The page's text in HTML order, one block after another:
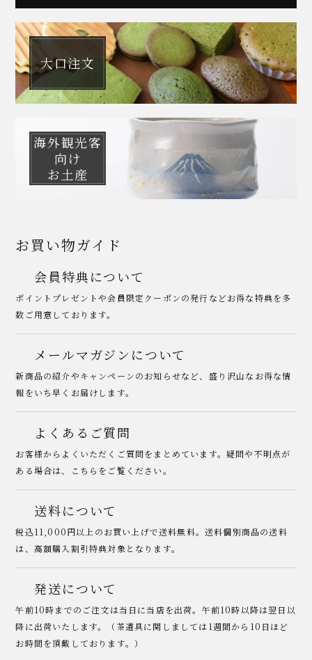
大口注文
海外観光客
向け
お土産
お買い物ガイド
会員特典について
ポイントプレゼントや会員限定クーポンの発行などお得な特典を多
数ご用意しております。
メールマガジンについて
新商品の紹介やキャンペーンのお知らせなど、盛り沢山なお得な情
報をいち早くお届けします。
よくあるご質問
お客様からよくいただくご質問をまとめています。疑問や不明点が
ある場合は、こちらをご覧ください。
送料について
税込11,000円以上のお買い上げで送料無料。送料個別商品の送料
は、高額購入割引特典対象となります。
発送について
午前10時までのご注文は当日に当店を出荷。午前10時以降は翌日以
降に出荷いたします。（茶道具に関しましては1週間から10日ほど
お時間を頂戴しております。）